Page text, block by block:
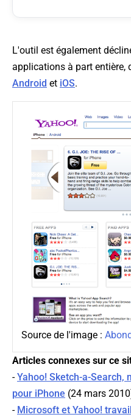
L'outil est également
applications à part entière,
Android et iOS.
Source de l'image :
Articles connexes sur ce
-Yahoo! Sketch-a-Search,
pour iPhone (24 mars
- Microsoft et Yahoo!